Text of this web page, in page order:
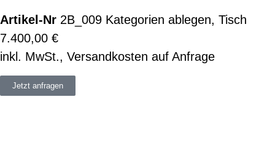
2B_009 Kategorien ablegen, Tisch
7.400,00 €
inkl. MwSt., Versandkosten auf Anfrage
Jetzt anfragen